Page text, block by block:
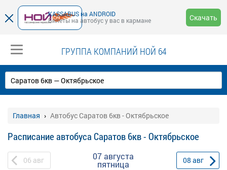
KASSABUS на ANDROID
Билеты на автобус у вас в кармане
Скачать
ГРУППА КОМПАНИЙ НОЙ 64
Главная Автобус Саратов 6кв - Октябрьское
Расписание автобуса Саратов 6кв - Октябрьское
06 авг 07 августа
пятница 08 авг